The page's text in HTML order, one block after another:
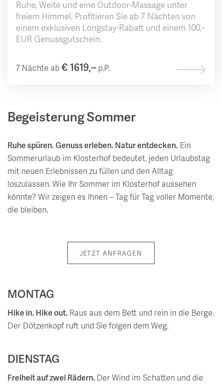
Ruhe, Weite und eine Outdoor-Massage unter
freiem Himmel. Profitieren Sie ab 7 Nächten von
einem exklusiven Longstay-Rabatt und einem 100,-
EUR Genussgutschein.
7 Nächte ab € 1619,– p.P.
Begeisterung Sommer
Ruhe spüren. Genuss erleben. Natur entdecken. Ein
Sommerurlaub im Klosterhof bedeutet, jeden Urlaubstag
mit neuen Erlebnissen zu füllen und den Alltag
loszulassen. Wie Ihr Sommer im Klosterhof aussehen
könnte? Wir zeigen es Ihnen – Tag für Tag voller Momente,
die bleiben.
JETZT ANFRAGEN
MONTAG
Hike in. Hike out. Raus aus dem Bett und rein in die Berge.
Der Dötzenkopf ruft und Sie folgen dem Weg.
DIENSTAG
Freiheit auf zwei Rädern. Der Wind im Schatten und die